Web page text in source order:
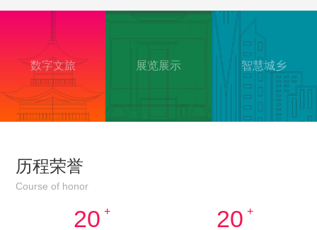
数字文旅 展览展示 智慧城乡
历程荣誉
Course of honor
20 + 20 +